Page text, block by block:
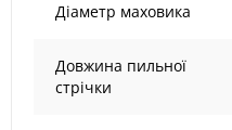
Діаметр маховика
Довжина пильної
стрічки